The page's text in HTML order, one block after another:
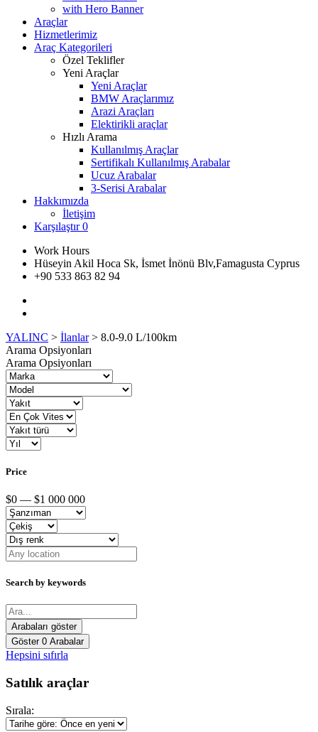
with Hero Banner
Araçlar
Hizmetlerimiz
Araç Kategorileri
Özel Teklifler
Yeni Araçlar
Yeni Araçlar
BMW Araçlarımız
Arazi Araçları
Elektirikli araçlar
Hızlı Arama
Kullanılmış Araçlar
Sertifikalı Kullanılmış Arabalar
Ucuz Arabalar
3-Serisi Arabalar
Hakkımızda
İletişim
Karşılaştır 0
Work Hours
Hüseyin Akil Hoca Sk, İsmet İnönü Blv,Famagusta Cyprus
+90 533 863 82 94
YALINC > İlanlar> 8.0-9.0 L/100km
Arama Opsiyonları
Arama Opsiyonları
Price
$0 — $1 000 000
Search by keywords
Göster 0 Arabalar
Hepsini sıfırla
Satılık araçlar
Sırala: